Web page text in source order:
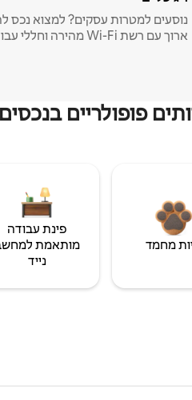
נוסעים למטרות עסקים? למצוא נכס
ארוך עם רשת Wi-Fi מהירה וחללי עבודה ייעודיים.
פופולריים
מחמד
פינת עבודה
מותאמת
נייד